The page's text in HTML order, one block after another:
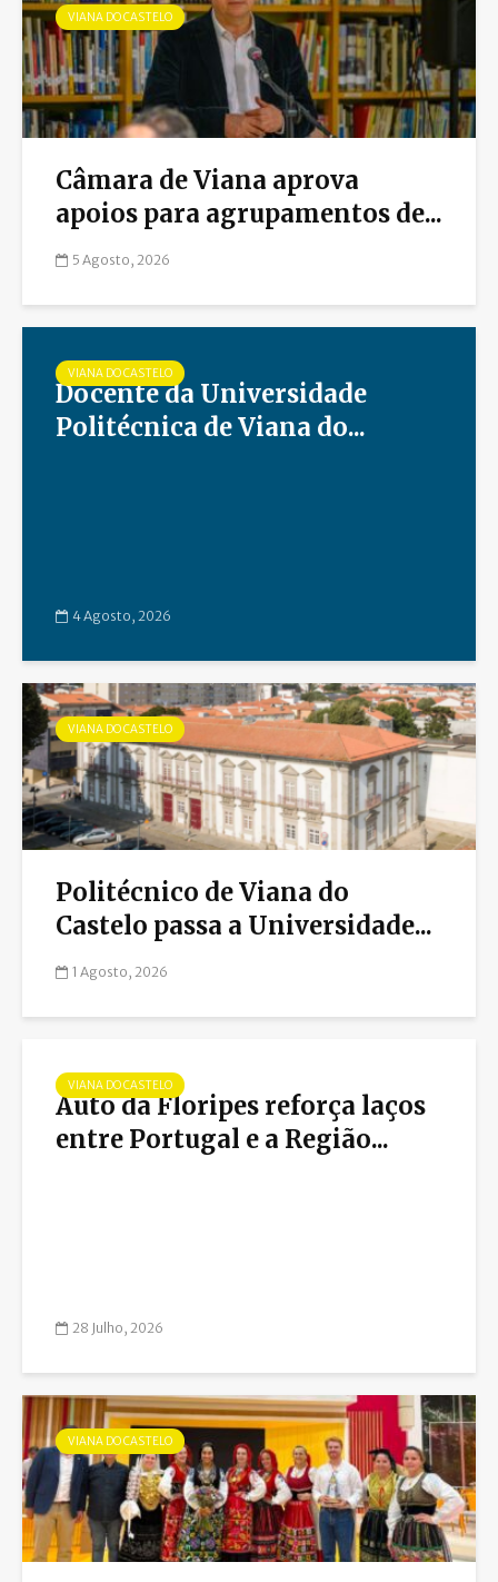
VIANA DO CASTELO
Câmara de Viana aprova
apoios para agrupamentos de...
5 Agosto, 2026
VIANA DO CASTELO
Docente da Universidade
Politécnica de Viana do...
4 Agosto, 2026
VIANA DO CASTELO
Politécnico de Viana do
Castelo passa a Universidade...
1 Agosto, 2026
VIANA DO CASTELO
Auto da Floripes reforça laços
entre Portugal e a Região...
28 Julho, 2026
VIANA DO CASTELO